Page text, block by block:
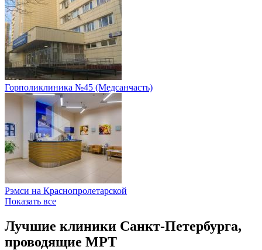
Горполиклиника №45 (Медсанчасть)
Рэмси на Краснопролетарской
Показать все
Лучшие клиники Санкт-Петербурга,
проводящие МРТ